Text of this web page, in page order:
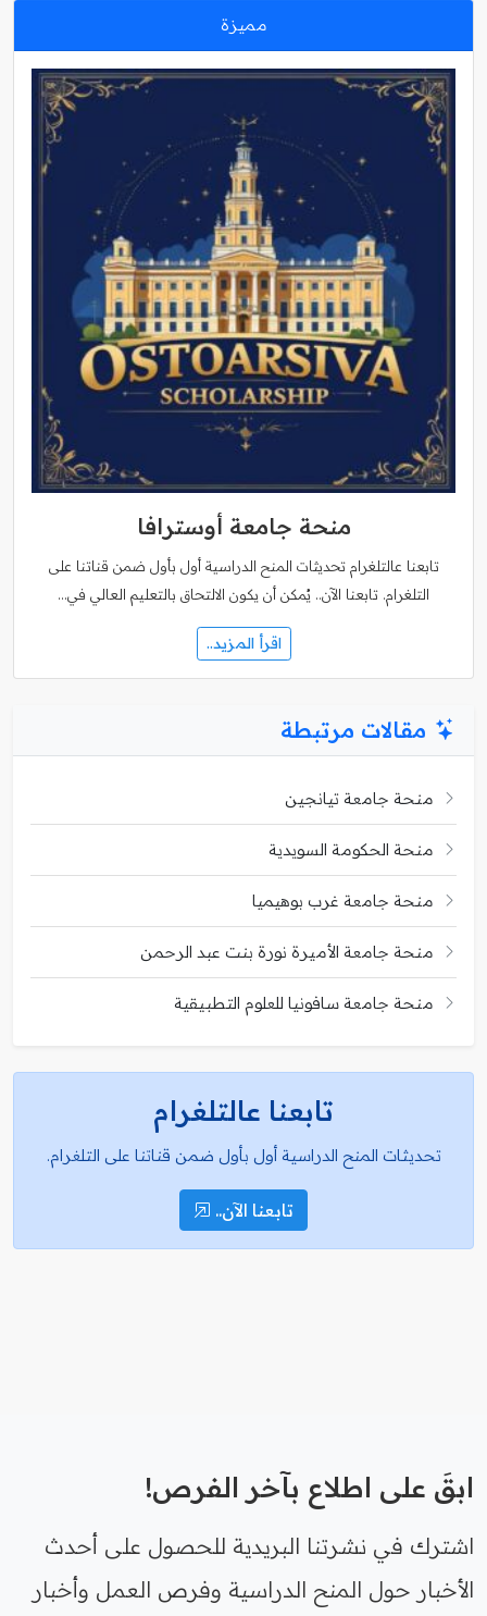
مميزة
منحة جامعة أوسترافا
تابعنا عالتلغرام تحديثات المنح الدراسية أول بأول ضمن قناتنا على
التلغرام. تابعنا الآن.. يُمكن أن يكون الالتحاق بالتعليم العالي في…
اقرأ المزيد..
مقالات مرتبطة
منحة جامعة تيانجين
منحة الحكومة السويدية
منحة جامعة غرب بوهيميا
منحة جامعة الأميرة نورة بنت عبد الرحمن
منحة جامعة سافونيا للعلوم التطبيقية
تابعنا عالتلغرام
تحديثات المنح الدراسية أول بأول ضمن قناتنا على التلغرام.
تابعنا الآن..
ابقَ على اطلاع بآخر الفرص!
اشترك في نشرتنا البريدية للحصول على أحدث
الأخبار حول المنح الدراسية وفرص العمل وأخبار